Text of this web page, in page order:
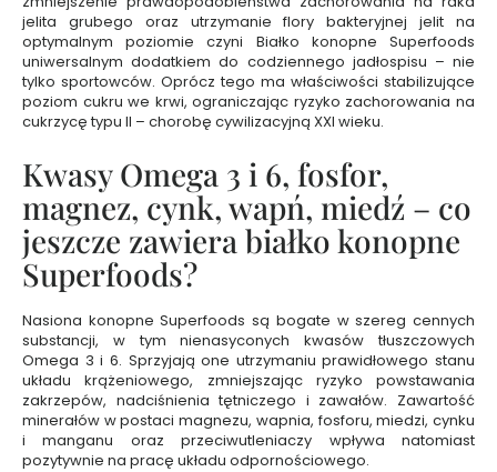
e
l
e
p
o
d
r
s
z
n
i
c
p
e
f
u
m
jelita grubego oraz utrzymanie flory bakteryjnej jelit na
optymalnym poziomie czyni Białko konopne Superfoods
uniwersalnym dodatkiem do codziennego jadłospisu – nie
tylko sportowców. Oprócz tego ma właściwości stabilizujące
poziom cukru we krwi, ograniczając ryzyko zachorowania na
cukrzycę typu II – chorobę cywilizacyjną XXI wieku.
Kwasy Omega 3 i 6, fosfor,
magnez, cynk, wapń, miedź – co
jeszcze zawiera białko konopne
Superfoods?
Nasiona konopne Superfoods są bogate w szereg cennych
substancji, w tym nienasyconych kwasów tłuszczowych
Omega 3 i 6. Sprzyjają one utrzymaniu prawidłowego stanu
układu krążeniowego, zmniejszając ryzyko powstawania
zakrzepów, nadciśnienia tętniczego i zawałów. Zawartość
minerałów w postaci magnezu, wapnia, fosforu, miedzi, cynku
i manganu oraz przeciwutleniaczy wpływa natomiast
pozytywnie na pracę układu odpornościowego.